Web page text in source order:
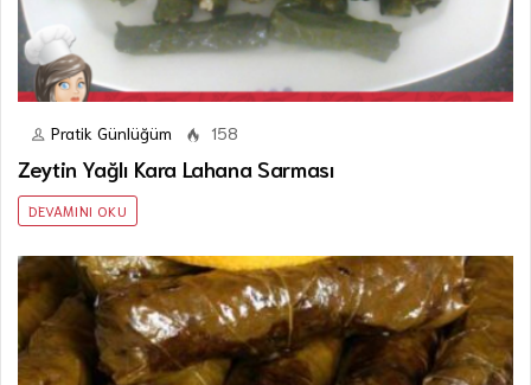
Pratik Günlüğüm 158
Zeytin Yağlı Kara Lahana Sarması
DEVAMINI OKU